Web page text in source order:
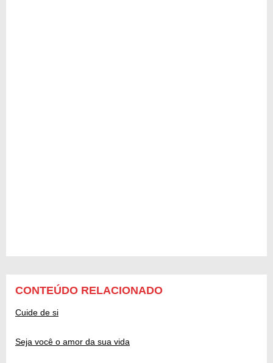
CONTEÚDO RELACIONADO
Cuide de si
Seja você o amor da sua vida